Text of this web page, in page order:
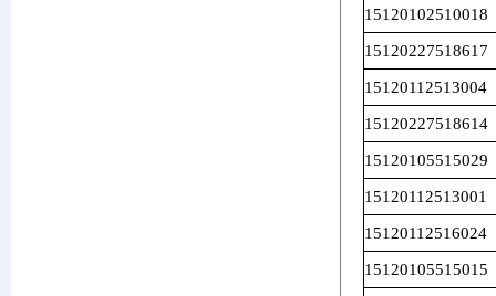
15120102510018
15120227518617
15120112513004
15120227518614
15120105515029
15120112513001
15120112516024
15120105515015